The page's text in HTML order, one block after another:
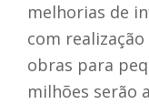
melhorias de
com
obras para
milhões serão